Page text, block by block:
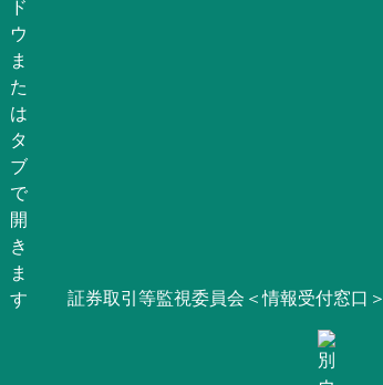
証券取引等監視委員会＜情報受付窓口＞